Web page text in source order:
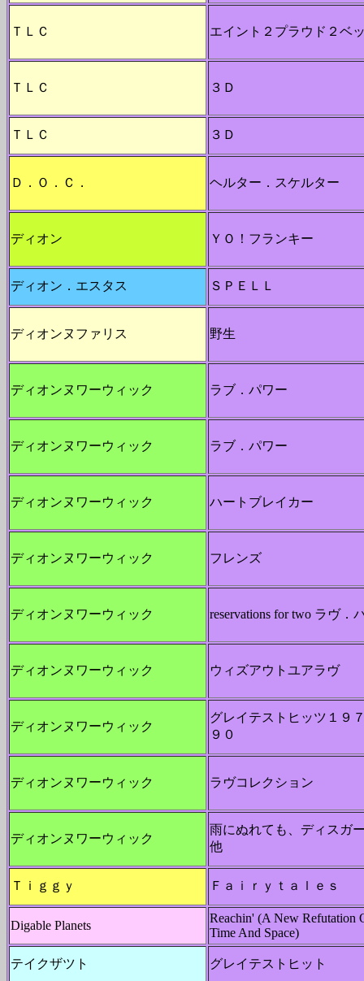
ＴＬＣ エイント２プラウド２ベ
ＴＬＣ ３Ｄ
ＴＬＣ ３Ｄ
Ｄ．Ｏ．Ｃ． ヘルター．スケルター
ディオン ＹＯ！フランキー
ディオン．エスタス ＳＰＥＬＬ
ディオンヌファリス 野生
ディオンヌワーウィック ラブ．パワー
ディオンヌワーウィック ラブ．パワー
ディオンヌワーウィック ハートブレイカー
ディオンヌワーウィック フレンズ
ディオンヌワーウィック reservations for two ラヴ．
ディオンヌワーウィック ウィズアウトユアラヴ
ディオンヌワーウィック
グレイテストヒッツ１９
９０
ディオンヌワーウィック ラヴコレクション
ディオンヌワーウィック
雨にぬれても、ディス
他
Ｔｉｇｇｙ Ｆａｉｒｙｔａｌｅｓ
Digable Planets
Reachin' (A New Refutation
Time And Space)
テイクザツト グレイテストヒット